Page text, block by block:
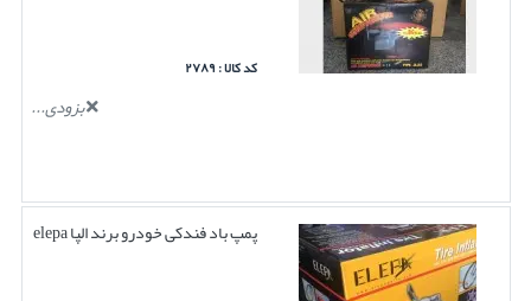
کد کالا : ۲۷۸۹
بزودی...
پمپ باد فندکی خودرو برند الپا elepa